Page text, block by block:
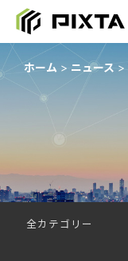
ホーム ニュース
全カテゴリー